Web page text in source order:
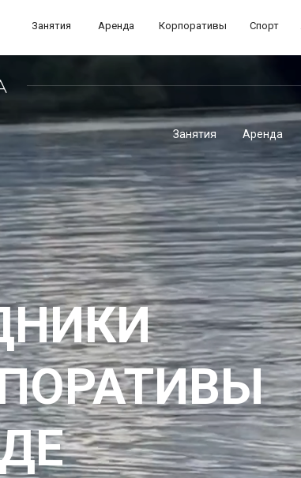
Занятия Аренда Корпоративы Спорт
Занятия Аренда